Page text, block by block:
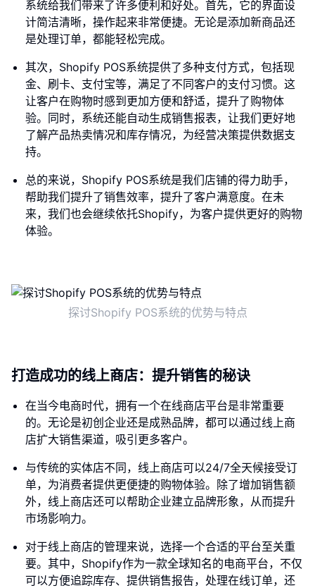
系统给我们带来了许多便利和好处。首先，它的界面设
计简洁清晰，操作起来非常便捷。无论是添加新商品还
是处理订单，都能轻松完成。
其次，Shopify POS系统提供了多种支付方式，包括现
金、刷卡、支付宝等，满足了不同客户的支付习惯。这
让客户在购物时感到更加方便和舒适，提升了购物体
验。同时，系统还能自动生成销售报表，让我们更好地
了解产品热卖情况和库存情况，为经营决策提供数据支
持。
总的来说，Shopify POS系统是我们店铺的得力助手，
帮助我们提升了销售效率，提升了客户满意度。在未
来，我们也会继续依托Shopify，为客户提供更好的购物
体验。
探讨Shopify POS系统的优势与特点
打造成功的线上商店：提升销售的秘诀
在当今电商时代，拥有一个在线商店平台是非常重要
的。无论是初创企业还是成熟品牌，都可以通过线上商
店扩大销售渠道，吸引更多客户。
与传统的实体店不同，线上商店可以24/7全天候接受订
单，为消费者提供更便捷的购物体验。除了增加销售额
外，线上商店还可以帮助企业建立品牌形象，从而提升
市场影响力。
对于线上商店的管理来说，选择一个合适的平台至关重
要。其中，Shopify作为一款全球知名的电商平台，不仅
可以方便追踪库存、提供销售报告，处理在线订单，还